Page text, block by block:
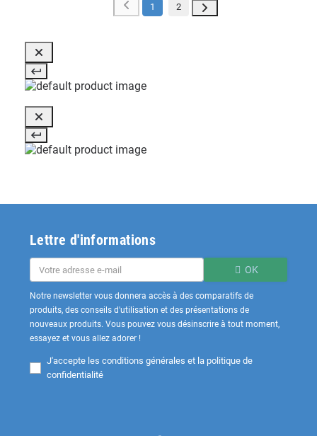
1 2
Lettre d'informations
OK
Notre newsletter vous donnera accès à des comparatifs de
produits, des conseils d'utilisation et des présentations de
nouveaux produits. Vous pouvez vous désinscrire à tout moment,
essayez et vous allez adorer !
J'accepte les conditions générales et la politique de
confidentialité